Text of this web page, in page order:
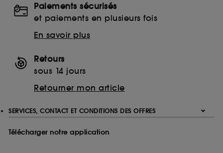
Paiements sécurisés
et paiements en plusieurs fois
En savoir plus
Retours
sous 14 jours
Retourner mon article
SERVICES, CONTACT ET CONDITIONS DES OFFRES
Télécharger notre application